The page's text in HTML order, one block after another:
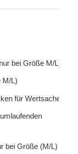
bei Größe M/L)
M/L)
für Wertsachen
bei Größe (M/L)